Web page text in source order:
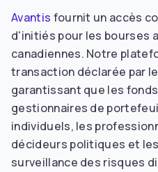
Avantis fournit un accès
d'initiés pour les bourses
canadiennes. Notre
transaction déclarée par
garantissant que les
gestionnaires de
individuels, les
décideurs politiques et
surveillance des risques